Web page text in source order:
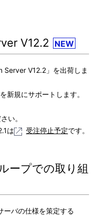
V12.2 NEW
V12.2」を出荷しま
規にサポートします。
い。
は
受注停止予定です。
ープでの取り組
ーバの仕様を策定する